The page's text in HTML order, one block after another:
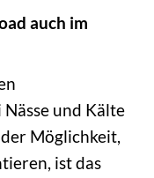
auch im
und Kälte
Möglichkeit,
ist das